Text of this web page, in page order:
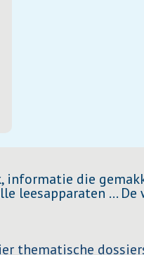
informatie die
leesapparaten …
thematische